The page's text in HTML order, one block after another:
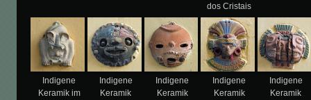
dos Cristais
Indigene
Keramik im
Indigene
Keramik
Indigene
Keramik
Indigene
Keramik
Indigene
Keramik